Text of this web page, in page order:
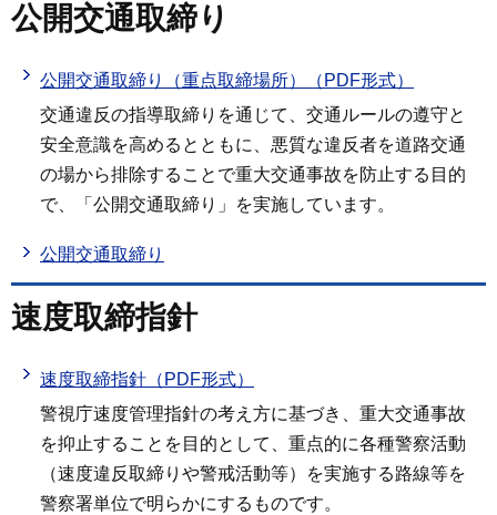
公開交通取締り
公開交通取締り（重点取締場所）（PDF形式）
交通違反の指導取締りを通じて、交通ルールの遵守と
安全意識を高めるとともに、悪質な違反者を道路交通
の場から排除することで重大交通事故を防止する目的
で、「公開交通取締り」を実施しています。
公開交通取締り
速度取締指針
速度取締指針（PDF形式）
警視庁速度管理指針の考え方に基づき、重大交通事故
を抑止することを目的として、重点的に各種警察活動
（速度違反取締りや警戒活動等）を実施する路線等を
警察署単位で明らかにするものです。